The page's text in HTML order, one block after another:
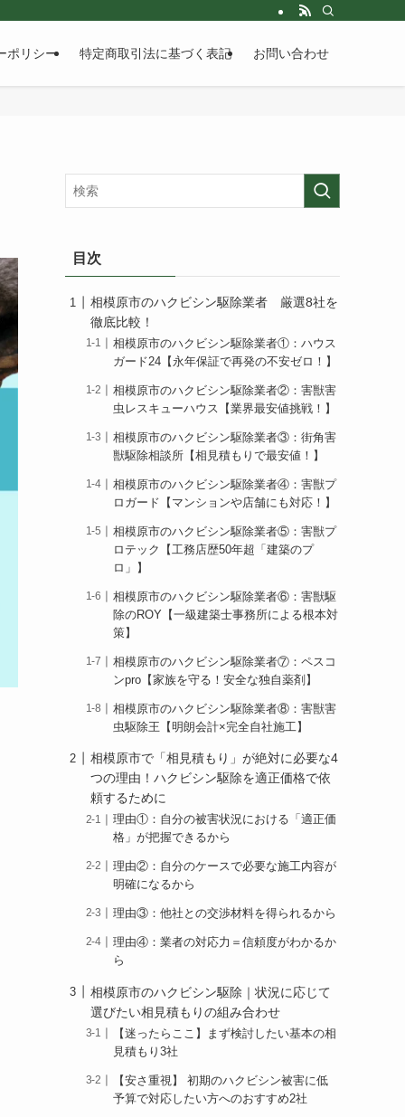
ポリシー 特定商取引法に基づく表記 お問い合わせ
目次
相模原市のハクビシン駆除業者 厳選8社を
徹底比較！
相模原市のハクビシン駆除業者①：ハウス
ガード24【永年保証で再発の不安ゼロ！】
相模原市のハクビシン駆除業者②：害獣害
虫レスキューハウス【業界最安値挑戦！】
相模原市のハクビシン駆除業者③：街角害
獣駆除相談所【相見積もりで最安値！】
相模原市のハクビシン駆除業者④：害獣プ
ロガード【マンションや店舗にも対応！】
相模原市のハクビシン駆除業者⑤：害獣プ
ロテック【工務店歴50年超「建築のプ
ロ」】
相模原市のハクビシン駆除業者⑥：害獣駆
除のROY【一級建築士事務所による根本対
策】
相模原市のハクビシン駆除業者⑦：ペスコ
ンpro【家族を守る！安全な独自薬剤】
相模原市のハクビシン駆除業者⑧：害獣害
虫駆除王【明朗会計×完全自社施工】
相模原市で「相見積もり」が絶対に必要な4
つの理由！ハクビシン駆除を適正価格で依
頼するために
理由①：自分の被害状況における「適正価
格」が把握できるから
理由②：自分のケースで必要な施工内容が
明確になるから
理由③：他社との交渉材料を得られるから
理由④：業者の対応力＝信頼度がわかるか
ら
相模原市のハクビシン駆除｜状況に応じて
選びたい相見積もりの組み合わせ
【迷ったらここ】まず検討したい基本の相
見積もり3社
【安さ重視】 初期のハクビシン被害に低
予算で対応したい方へのおすすめ2社